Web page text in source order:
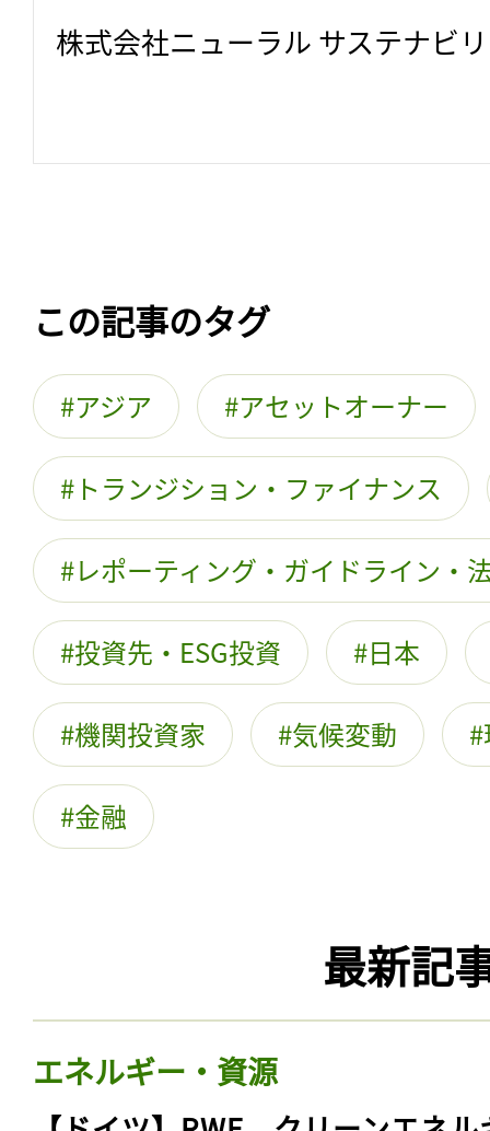
株式会社ニューラル サステナビ
この記事のタグ
アジア アセットオーナー
トランジション・ファイナンス
レポーティング・ガイドライン・
投資先・ESG投資 日本
機関投資家 気候変動
金融
最新記
エネルギー・資源